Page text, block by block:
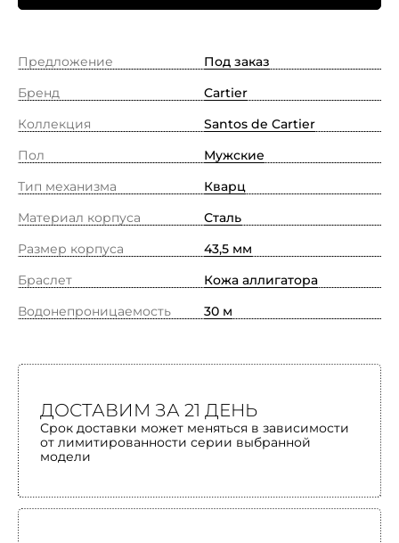
Предложение
Под заказ
Бренд
Cartier
Коллекция
Santos de Cartier
Пол
Мужские
Тип механизма
Кварц
Материал корпуса
Сталь
Размер корпуса
43,5 мм
Браслет
Кожа аллигатора
Водонепроницаемость
30 м
ДОСТАВИМ ЗА 21 ДЕНЬ
Срок доставки может меняться в зависимости
от лимитированности серии выбранной
модели